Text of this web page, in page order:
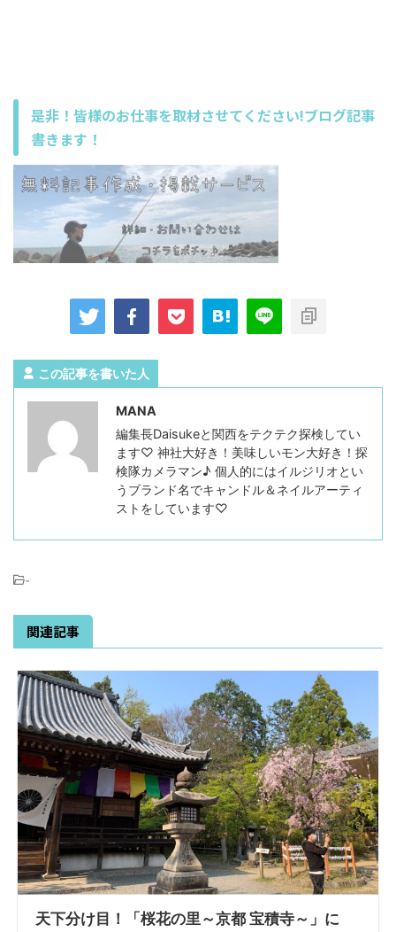
是非！皆様のお仕事を取材させてください!ブログ記事
書きます！
この記事を書いた人
MANA
編集長Daisukeと関西をテクテク探検してい
ます♡ 神社大好き！美味しいモン大好き！探
検隊カメラマン♪ 個人的にはイルジリオとい
うブランド名でキャンドル＆ネイルアーティ
ストをしています♡
-
関連記事
天下分け目！「桜花の里～京都 宝積寺～」に